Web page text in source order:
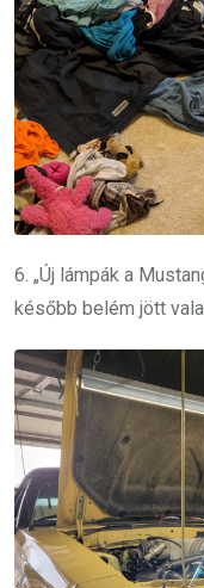
6. „Új lámpák a
később belém jött